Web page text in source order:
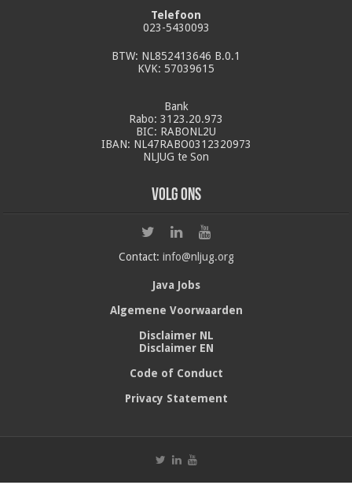
Telefoon
023-5430093
BTW: NL852413646 B.0.1
KVK: 57039615
Bank
Rabo: 3123.20.973
BIC: RABONL2U
IBAN: NL47RABO0312320973
NLJUG te Son
Volg ons
Contact: info@nljug.org
Java Jobs
Algemene Voorwaarden
Disclaimer NL
Disclaimer EN
Code of Conduct
Privacy Statement